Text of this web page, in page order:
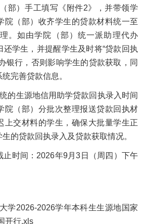
部）手工填写《附件2》，并带领学
院（部）收齐学生的贷款材料统一至
。如由学院（部）统一派助理代办
学生，并提醒学生及时将“贷款回执
银行，否则影响学生的贷款获取，同
完善贷款信息。
的生源地信用助学贷款回执录入时间
院（部）分批次整理报送贷款回执材
上交材料的学生，确保大批量学生正
的贷款回执录入及贷款获取情况。
止时间：2026年9月3日（周四）下午
学2026-2026学年本科生生源地国家
开行.xls